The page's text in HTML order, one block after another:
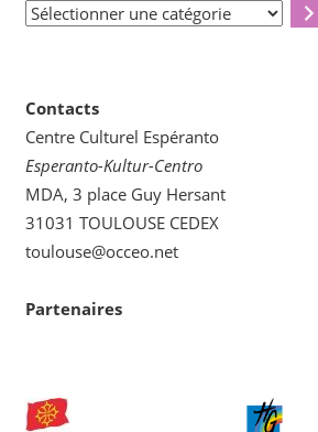
Sélectionner
Contacts
Centre Culturel Espéranto
Esperanto-Kultur-Centro
MDA, 3 place Guy Hersant
31031 TOULOUSE CEDEX
toulouse@occeo.net
Partenaires